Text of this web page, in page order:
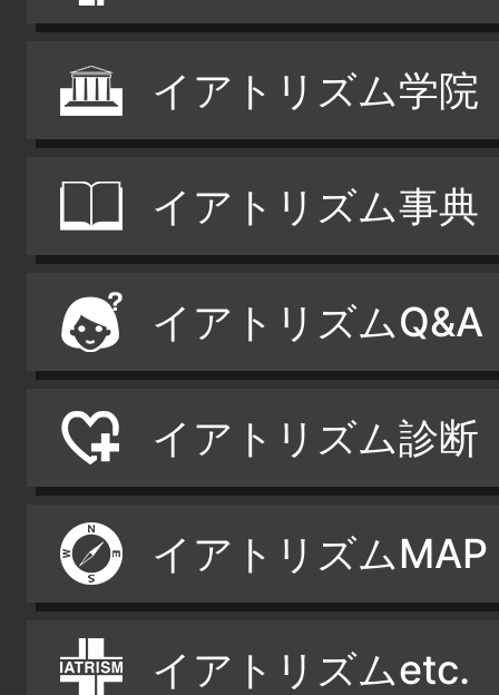
イアトリズム学院
イアトリズム事典
イアトリズムQ&A
イアトリズム診断
イアトリズムMAP
イアトリズムetc.